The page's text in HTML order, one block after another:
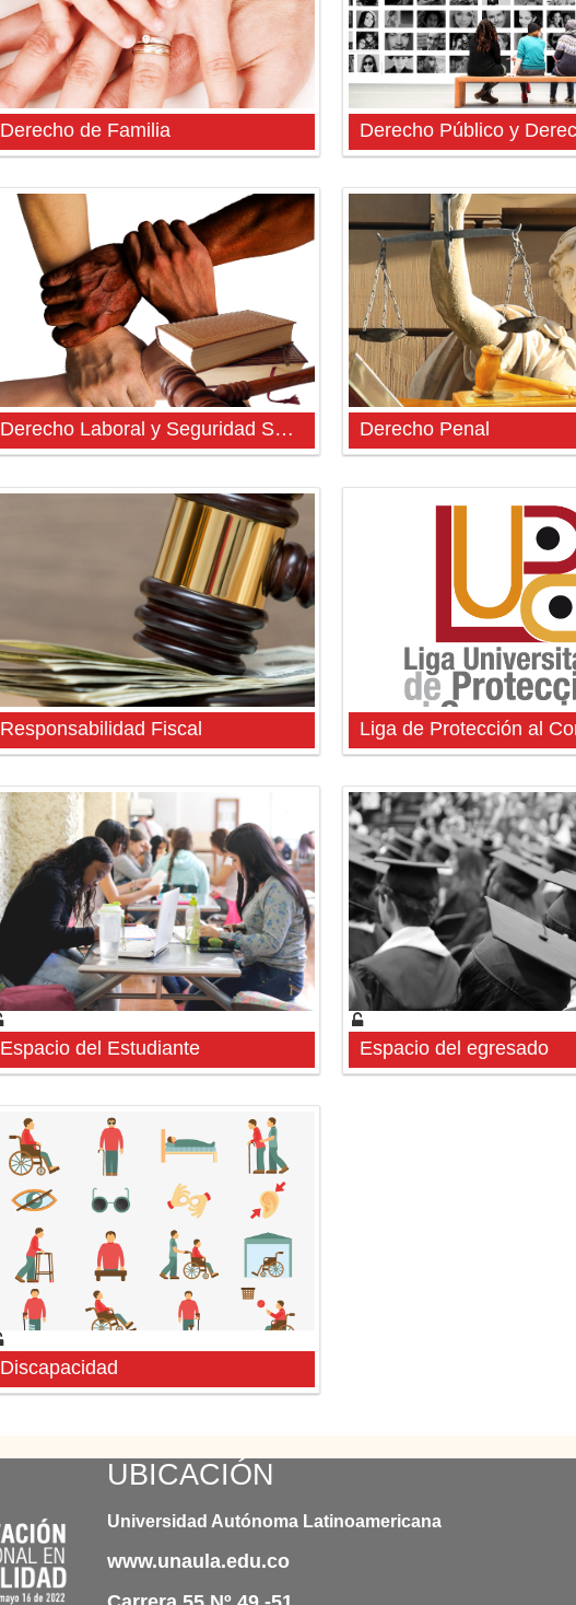
Derecho de Familia
Derecho Laboral y Seguridad Social Derecho Penal
Responsabilidad Fiscal Liga de Protección al
Espacio del Estudiante
Espacio del egresado
Discapacidad
UBICACIÓN
Universidad Autónoma Latinoamericana
www.unaula.edu.co